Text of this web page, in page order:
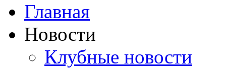
Главная
Новости
Клубные новости